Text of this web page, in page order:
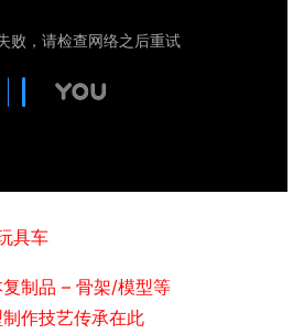
具车
制品 – 骨架/模型等
作技艺传承在此